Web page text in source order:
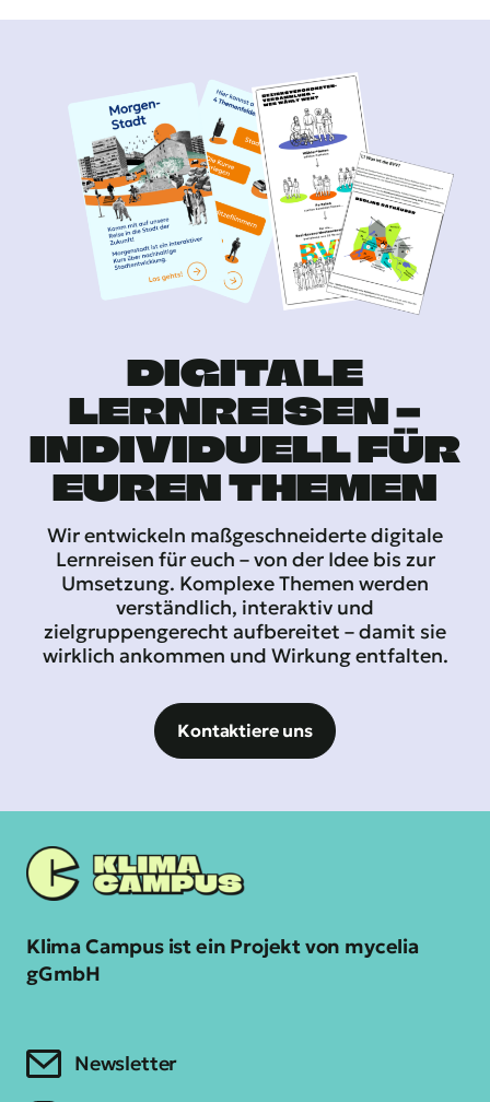
DIGITALE
LERNREISEN –
INDIVIDUELL FÜR
EUREN THEMEN
Wir entwickeln maßgeschneiderte digitale
Lernreisen für euch – von der Idee bis zur
Umsetzung. Komplexe Themen werden
verständlich, interaktiv und
zielgruppengerecht aufbereitet – damit sie
wirklich ankommen und Wirkung entfalten.
Kontaktiere uns
Klima Campus ist ein Projekt von mycelia
gGmbH
Newsletter